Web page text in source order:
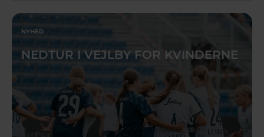
NYHED
NEDTUR I VEJLBY FOR KVINDERNE